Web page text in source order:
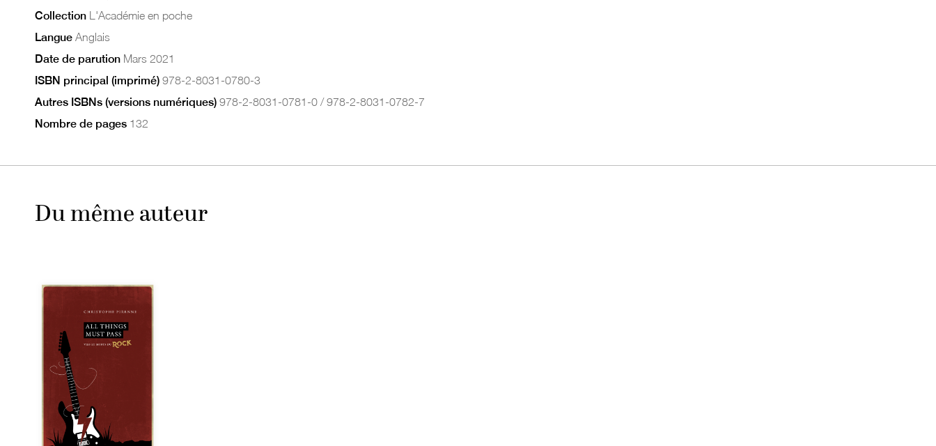
Collection L'Académie en poche
Langue Anglais
Date de parution Mars 2021
ISBN principal (imprimé) 978-2-8031-0780-3
Autres ISBNs (versions numériques) 978-2-8031-0781-0 / 978-2-8031-0782-7
Nombre de pages 132
Du même auteur